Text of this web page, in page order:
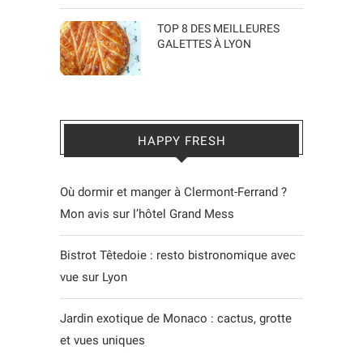
TOP 8 DES MEILLEURES
GALETTES À LYON
HAPPY FRESH
Où dormir et manger à Clermont-Ferrand ?
Mon avis sur l’hôtel Grand Mess
Bistrot Têtedoie : resto bistronomique avec
vue sur Lyon
Jardin exotique de Monaco : cactus, grotte
et vues uniques